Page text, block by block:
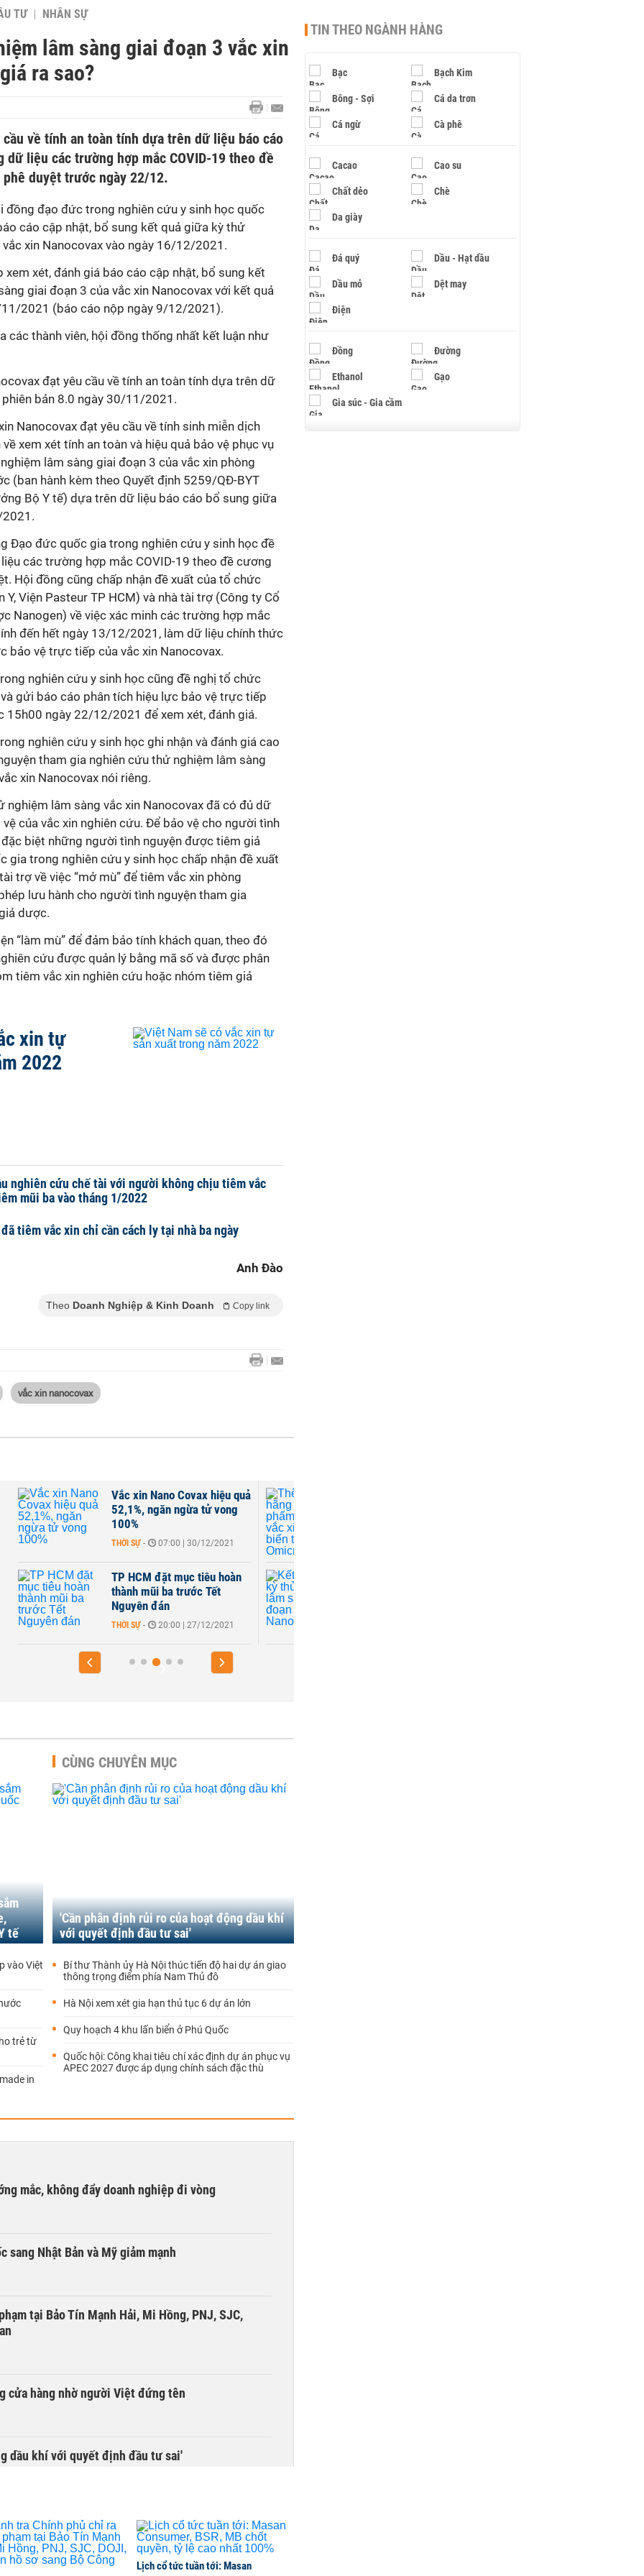
TƯ NHÂN SỰ
lâm sàng giai đoạn 3 vắc xin
ra sao?
về tính an toàn tính dựa trên dữ liệu báo cáo
dữ liệu các trường hợp mắc COVID-19 theo đề
duyệt trước ngày 22/12.
đồng đạo đức trong nghiên cứu y sinh học quốc
cáo cập nhật, bổ sung kết quả giữa kỳ thử
xin Nanocovax vào ngày 16/12/2021.
xem xét, đánh giá báo cáo cập nhật, bổ sung kết
giai đoạn 3 của vắc xin Nanocovax với kết quả
2021 (báo cáo nộp ngày 9/12/2021).
các thành viên, hội đồng thống nhất kết luận như
đạt yêu cầu về tính an toàn tính dựa trên dữ
bản 8.0 ngày 30/11/2021.
Nanocovax đạt yêu cầu về tính sinh miễn dịch
xem xét tính an toàn và hiệu quả bảo vệ phục vụ
lâm sàng giai đoạn 3 của vắc xin phòng
(ban hành kèm theo Quyết định 5259/QĐ-BYT
Bộ Y tế) dựa trên dữ liệu báo cáo bổ sung giữa
2021.
Đạo đức quốc gia trong nghiên cứu y sinh học đề
các trường hợp mắc COVID-19 theo đề cương
Hội đồng cũng chấp nhận đề xuất của tổ chức
Y, Viện Pasteur TP HCM) và nhà tài trợ (Công ty Cổ
Nanogen) về việc xác minh các trường hợp mắc
đến hết ngày 13/12/2021, làm dữ liệu chính thức
bảo vệ trực tiếp của vắc xin Nanocovax.
nghiên cứu y sinh học cũng đề nghị tổ chức
gửi báo cáo phân tích hiệu lực bảo vệ trực tiếp
15h00 ngày 22/12/2021 để xem xét, đánh giá.
nghiên cứu y sinh học ghi nhận và đánh giá cao
tham gia nghiên cứu thử nghiệm lâm sàng
xin Nanocovax nói riêng.
nghiệm lâm sàng vắc xin Nanocovax đã có đủ dữ
vệ của vắc xin nghiên cứu. Để bảo vệ cho người tình
biệt những người tình nguyện được tiêm giả
gia trong nghiên cứu y sinh học chấp nhận đề xuất
trợ về việc “mở mù” để tiêm vắc xin phòng
lưu hành cho người tình nguyện tham gia
dược.
“làm mù” để đảm bảo tính khách quan, theo đó
cứu được quản lý bằng mã số và được phân
tiêm vắc xin nghiên cứu hoặc nhóm tiêm giả
xin tự
2022
nghiên cứu chế tài với người không chịu tiêm vắc
mũi ba vào tháng 1/2022
tiêm vắc xin chỉ cần cách ly tại nhà ba ngày
Anh Đào
Theo Doanh Nghiệp & Kinh Doanh Copy link
vắc xin nanocovax
Vắc xin Nano Covax hiệu quả
52,1%, ngăn ngừa tử vong
100%
THỜI SỰ - 07:00 | 30/12/2021
TP HCM đặt mục tiêu hoàn
thành mũi ba trước Tết
Nguyên đán
THỜI SỰ - 20:00 | 27/12/2021
tế
vào Việt
trẻ từ
in
CÙNG CHUYÊN MỤC
'Cần phân định rủi ro của hoạt động dầu khí
với quyết định đầu tư sai'
Bí thư Thành ủy Hà Nội thúc tiến độ hai dự án giao
thông trọng điểm phía Nam Thủ đô
Hà Nội xem xét gia hạn thủ tục 6 dự án lớn
Quy hoạch 4 khu lấn biển ở Phú Quốc
Quốc hội: Công khai tiêu chí xác định dự án phục vụ
APEC 2027 được áp dụng chính sách đặc thù
mắc, không đẩy doanh nghiệp đi vòng
sang Nhật Bản và Mỹ giảm mạnh
tại Bảo Tín Mạnh Hải, Mi Hồng, PNJ, SJC,
cửa hàng nhờ người Việt đứng tên
dầu khí với quyết định đầu tư sai'
hai dự án giao thông trọng điểm phía Nam Thủ đô
Lịch cổ tức tuần tới: Masan
TIN THEO NGÀNH HÀNG
Bạc Bạch Kim
Bông - Sợi Cá da trơn
Cá ngừ Cà phê
Cacao Cao su
Chất dẻo Chè
Da giày
Đá quý Dầu - Hạt dầu
Dầu mỏ Dệt may
Điện
Đồng Đường
Ethanol Gạo
Gia súc - Gia cầm